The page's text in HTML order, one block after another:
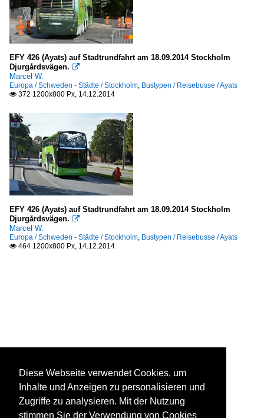
EFY 426 (Ayats) auf Stadtrundfahrt am 18.09.2014 Stockholm
Djurgårdsvägen. 
Marcel W.
Europa / Schweden - Städte / Stockholm, Bustypen / Reisebusse / Ayats
 372 1200x800 Px, 14.12.2014
EFY 426 (Ayats) auf Stadtrundfahrt am 18.09.2014 Stockholm
Djurgårdsvägen. 
Marcel W.
Europa / Schweden - Städte / Stockholm, Bustypen / Reisebusse / Ayats
 464 1200x800 Px, 14.12.2014
Diese Webseite verwendet Cookies, um
Inhalte und Anzeigen zu personalisieren und
Zugriffe zu analysieren. Mit der Nutzung
stimmen Sie der Verwendung von Cookies